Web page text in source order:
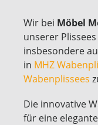
Wir bei Möbel
unserer
insbesondere
in MHZ
Wabenplissees
Die innovative
für eine